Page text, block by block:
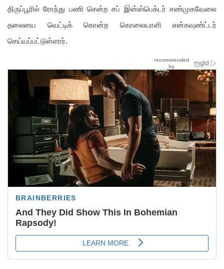
திருப்பூரில் ரோந்து பணி சென்ற சப் இன்ஸ்பெக்டர் சண்முகவேலை
தலையை வெட்டிக் கொன்ற கொலையாளி என்கவுண்ட்டர்
செய்யப்பட்டுள்ளார்.